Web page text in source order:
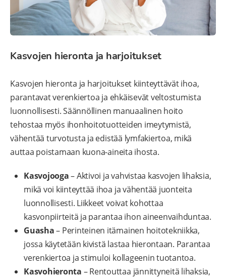
Kasvojen hieronta ja harjoitukset
Kasvojen hieronta ja harjoitukset kiinteyttävät ihoa,
parantavat verenkiertoa ja ehkäisevät veltostumista
luonnollisesti. Säännöllinen manuaalinen hoito
tehostaa myös ihonhoitotuotteiden imeytymistä,
vähentää turvotusta ja edistää lymfakiertoa, mikä
auttaa poistamaan kuona-aineita ihosta.
Kasvojooga– Aktivoi ja vahvistaa kasvojen lihaksia,
mikä voi kiinteyttää ihoa ja vähentää juonteita
luonnollisesti. Liikkeet voivat kohottaa
kasvonpiirteitä ja parantaa ihon aineenvaihduntaa.
Guasha– Perinteinen itämainen hoitotekniikka,
jossa käytetään kivistä lastaa hierontaan. Parantaa
verenkiertoa ja stimuloi kollageenin tuotantoa.
Kasvohieronta – Rentouttaa jännittyneitä lihaksia,